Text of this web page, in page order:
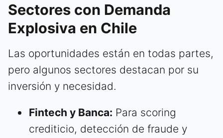
Sectores con Demanda
Explosiva en Chile
Las oportunidades están en todas partes,
pero algunos sectores destacan por su
inversión y necesidad.
Fintech y Banca: Para scoring
crediticio, detección de fraude y